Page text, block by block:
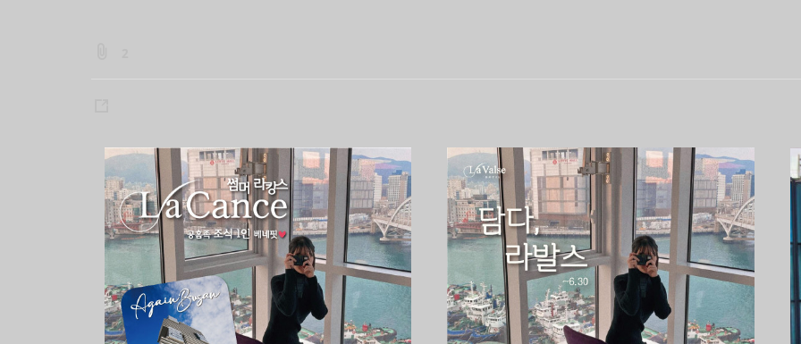
:
:
f
i
l
A
t
t
a
r
e